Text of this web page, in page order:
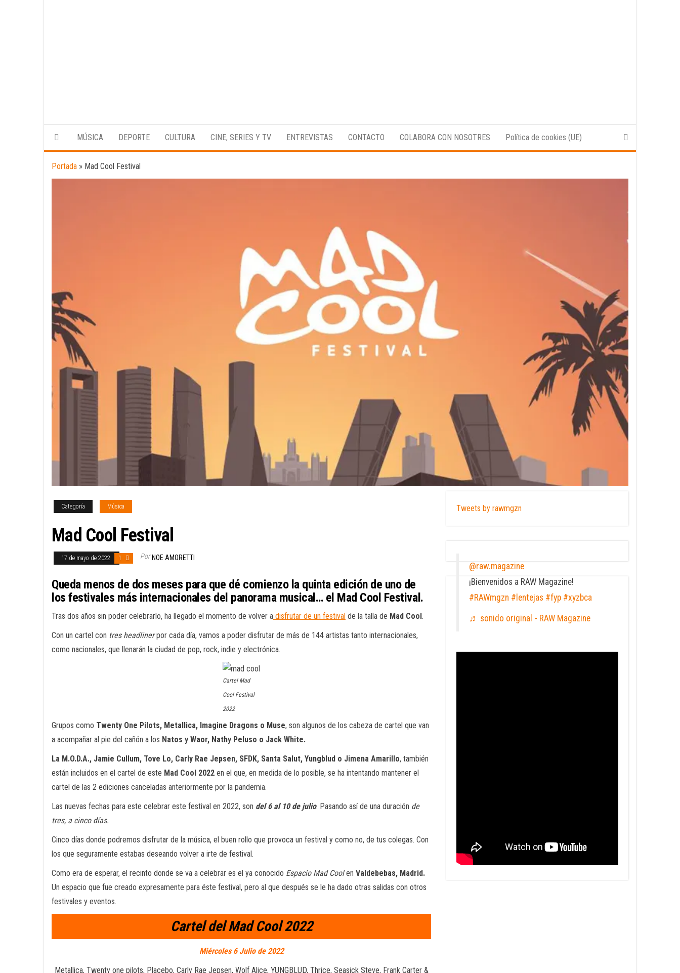
Magazine
digital
enfocado
cultura,
la
MÚSICA DEPORTE CULTURA CINE, SERIES Y TV ENTREVISTAS CONTACTO COLABORA CON NOSOTRES Política de cookies (UE)
Portada » Mad Cool Festival
Categoría Música
Mad Cool Festival
17 de mayo de 2022 1 Por NOE AMORETTI
Queda menos de dos meses para que dé comienzo la quinta edición de uno de
los festivales más internacionales del panorama musical… el Mad Cool Festival.
Tras dos años sin poder celebrarlo, ha llegado el momento de volver a disfrutar de un festival de la talla de Mad Cool.
Con un cartel con tres headlinerpor cada día, vamos a poder disfrutar de más de 144 artistas tanto internacionales,
como nacionales, que llenarán la ciudad de pop, rock, indie y electrónica.
Cartel Mad
Cool Festival
2022
Grupos como Twenty One Pilots, Metallica, Imagine Dragons o Muse, son algunos de los cabeza de cartel que van
a acompañar al pie del cañón a los Natos y Waor, Nathy Peluso o Jack White.
La M.O.D.A., Jamie Cullum, Tove Lo, Carly Rae Jepsen, SFDK, Santa Salut, Yungblud o Jimena Amarillo, también
están incluidos en el cartel de este Mad Cool 2022 en el que, en medida de lo posible, se ha intentando mantener el
cartel de las 2 ediciones canceladas anteriormente por la pandemia.
Las nuevas fechas para este celebrar este festival en 2022, son del 6 al 10 de julio. Pasando así de una duración de
tres, a cinco días.
Cinco días donde podremos disfrutar de la música, el buen rollo que provoca un festival y como no, de tus colegas. Con
los que seguramente estabas deseando volver a irte de festival.
Como era de esperar, el recinto donde se va a celebrar es el ya conocido Espacio Mad Coolen Valdebebas, Madrid.
Un espacio que fue creado expresamente para éste festival, pero al que después se le ha dado otras salidas con otros
festivales y eventos.
Cartel del Mad Cool 2022
Miércoles 6 Julio de 2022
Metallica, Twenty one pilots, Placebo, Carly Rae Jepsen, Wolf Alice, YUNGBLUD, Thrice, Seasick Steve, Frank Carter &
Tweets by rawmgzn
@raw.magazine
¡Bienvenidos a RAW Magazine!
#RAWmgzn #lentejas #fyp #xyzbca
♬ sonido original - RAW Magazine